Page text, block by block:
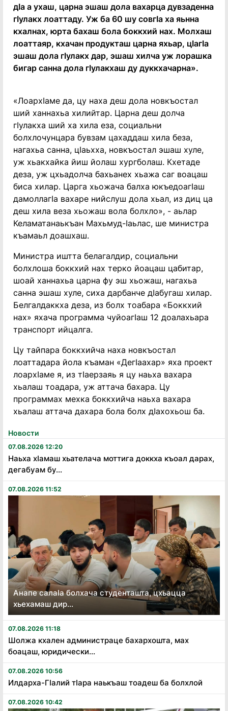
Новости
07.08.2026 12:20
Наьха хӏамаш хьателача моттига доккха къоал дарах,
дегабуам бу...
07.08.2026 11:52
Анапе салаӏа болхача студенташта, цхьацца
хьехамаш дир...
07.08.2026 11:18
Шолжа кхален администраце бахархошта, мах
боацаш, юридически...
07.08.2026 10:56
Илдарха-Гӏалий тӏара наькъаш тоадеш ба болхлой
07.08.2026 10:42
дӀа а ухаш, царна эшаш дола вахарца дувзаденна
гӀулакх лоаттаду. Уж ба 60 шу совгӀа ха яьнна
кхалнах, юрта бахаш бола боккхий нах. Молхаш
лоаттаяр, кхачан продукташ царна яхьар, цӀагӀа
эшаш дола гӀулакх дар, эшаш хилча уж лорашка
бигар санна дола гӀулакхаш ду дуккхачарна».
«ЛоархӀаме да, цу наха деш дола новкъостал
ший ханнахьа хилийтар. Царна деш долча
гӀулакха ший ха хила еза, социальни
болхлочунцара бувзам цахаддаш хила беза,
нагахьа санна, цӀаьхха, новкъостал эшаш хуле,
уж хьакхайка йиш йолаш хургболаш. Кхетаде
деза, уж цхьадолча бахьанех хьажа саг воацаш
биса хилар. Царга хьожача балха юкъедоагӀаш
дамоллагӀа вахаре нийслуш дола хьал, из диц ца
деш хила веза хьожаш вола болхло», - аьлар
Келаматанаькъан Махьмуд-Ӏаьлас, ше министра
къамаьл доашхаш.
Министра иштта белагалдир, социальни
болхлоша боккхий нах терко йоацаш цабитар,
шоай ханнахьа царна фу эш хьожаш, нагахьа
санна эшаш хуле, сиха дарбанче дӀабугаш хилар.
Белгалдаккха деза, из болх тоабара «Боккхий
нах» яхача программа чуйоагӀаш 12 доалахьара
транспорт ийцалга.
Цу тайпара боккхийча наха новкъостал
лоаттадара йола къаман «ДегӀаахар» яха проект
лоархӀаме я, из тӀаерзаяь я цу наьха вахара
хьалаш тоадара, уж аттача бахара. Цу
программах мехка боккхийча наьха вахара
хьалаш аттача дахара бола болх дӀахохьош ба.